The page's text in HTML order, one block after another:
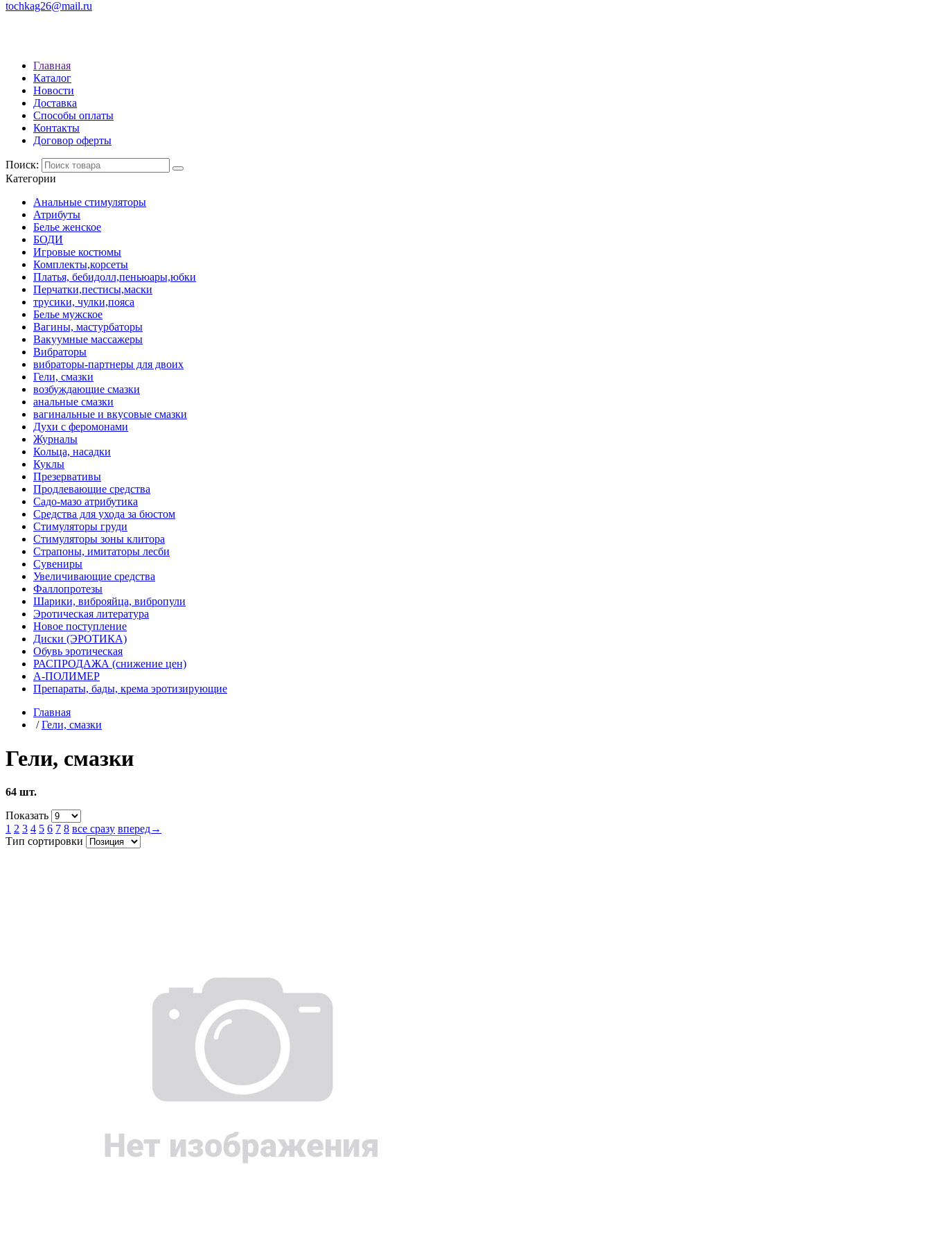
tochkag26@mail.ru
Главная
Каталог
Новости
Доставка
Способы оплаты
Контакты
Договор оферты
Поиск:
Категории
Анальные стимуляторы
Атрибуты
Белье женское
БОДИ
Игровые костюмы
Комплекты,корсеты
Платья, бебидолл,пеньюары,юбки
Перчатки,пестисы,маски
трусики, чулки,пояса
Белье мужское
Вагины, мастурбаторы
Вакуумные массажеры
Вибраторы
вибраторы-партнеры для двоих
Гели, смазки
возбуждающие смазки
анальные смазки
вагинальные и вкусовые смазки
Духи с феромонами
Журналы
Кольца, насадки
Куклы
Презервативы
Продлевающие средства
Садо-мазо атрибутика
Средства для ухода за бюстом
Стимуляторы груди
Стимуляторы зоны клитора
Страпоны, имитаторы лесби
Сувениры
Увеличивающие средства
Фаллопротезы
Шарики, виброяйца, вибропули
Эротическая литература
Новое поступление
Диски (ЭРОТИКА)
Обувь эротическая
РАСПРОДАЖА (снижение цен)
А-ПОЛИМЕР
Препараты, бады, крема эротизирующие
Главная
/Гели, смазки
Гели, смазки
64 шт.
Показать
1 2 3 4 5 6 7 8 все сразу вперед→
Тип сортировки